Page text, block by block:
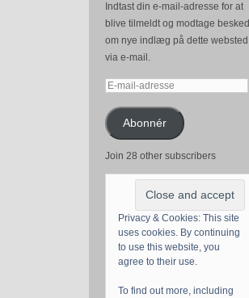
Indtast din e-mail-adresse for at
blive tilmeldt og modtage besked
om nye indlæg på dette websted
via e-mail.
E-
adresseAbonnér
Join 28 other subscribers
Privacy & Cookies: This site
uses cookies. By continuing
to use this website, you
agree to their use.
To find out more, including